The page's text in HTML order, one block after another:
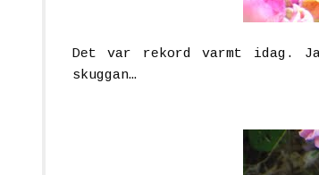
Det var rekord varmt idag.
skuggan…